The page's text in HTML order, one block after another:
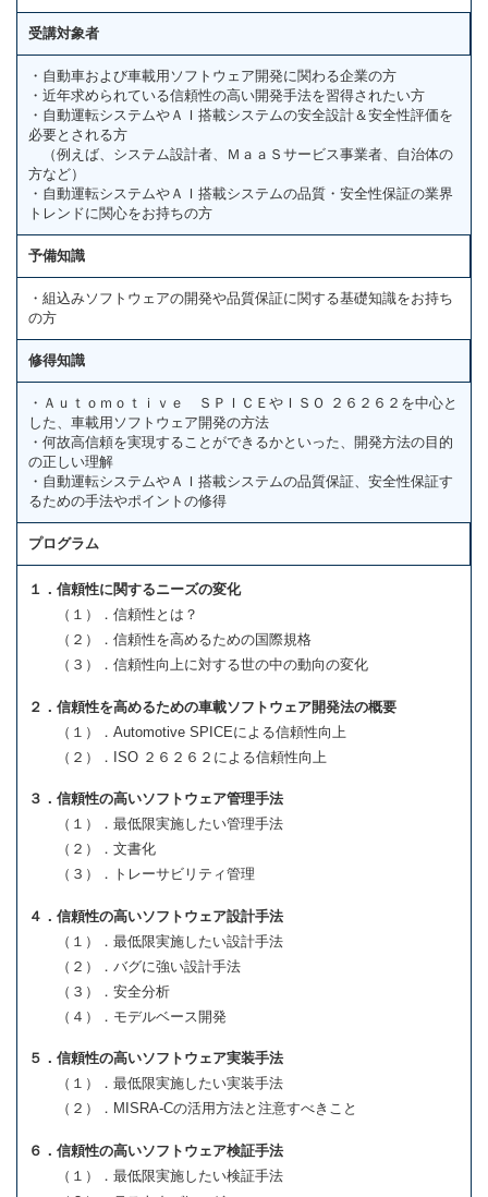
受講対象者
・自動車および車載用ソフトウェア開発に関わる企業の方
・近年求められている信頼性の高い開発手法を習得されたい方
・自動運転システムやＡＩ搭載システムの安全設計＆安全性評価を
必要とされる方
（例えば、システム設計者、ＭａａＳサービス事業者、自治体の
方など）
・自動運転システムやＡＩ搭載システムの品質・安全性保証の業界
トレンドに関心をお持ちの方
予備知識
・組込みソフトウェアの開発や品質保証に関する基礎知識をお持ち
の方
修得知識
・Ａｕｔｏｍｏｔｉｖｅ ＳＰＩＣＥやＩＳＯ ２６２６２を中心と
した、車載用ソフトウェア開発の方法
・何故高信頼を実現することができるかといった、開発方法の目的
の正しい理解
・自動運転システムやＡＩ搭載システムの品質保証、安全性保証す
るための手法やポイントの修得
プログラム
１．信頼性に関するニーズの変化
（１）．信頼性とは？
（２）．信頼性を高めるための国際規格
（３）．信頼性向上に対する世の中の動向の変化
２．信頼性を高めるための車載ソフトウェア開発法の概要
（１）．Automotive SPICEによる信頼性向上
（２）．ISO ２６２６２による信頼性向上
３．信頼性の高いソフトウェア管理手法
（１）．最低限実施したい管理手法
（２）．文書化
（３）．トレーサビリティ管理
４．信頼性の高いソフトウェア設計手法
（１）．最低限実施したい設計手法
（２）．バグに強い設計手法
（３）．安全分析
（４）．モデルベース開発
５．信頼性の高いソフトウェア実装手法
（１）．最低限実施したい実装手法
（２）．MISRA-Cの活用方法と注意すべきこと
６．信頼性の高いソフトウェア検証手法
（１）．最低限実施したい検証手法